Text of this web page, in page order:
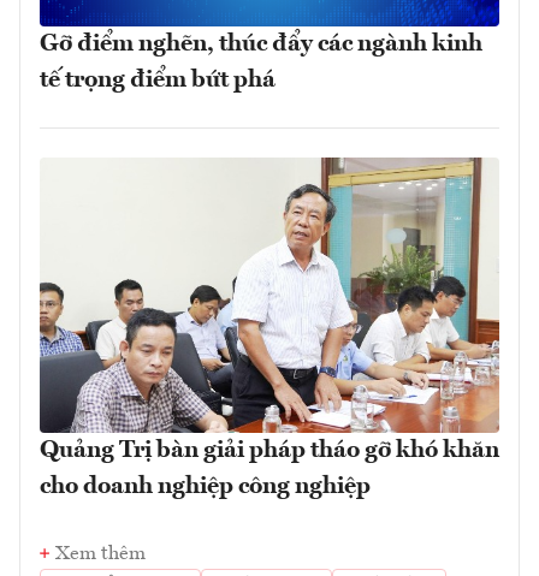
Gỡ điểm nghẽn, thúc đẩy các ngành kinh
tế trọng điểm bứt phá
Quảng Trị bàn giải pháp tháo gỡ khó khăn
cho doanh nghiệp công nghiệp
Xem thêm